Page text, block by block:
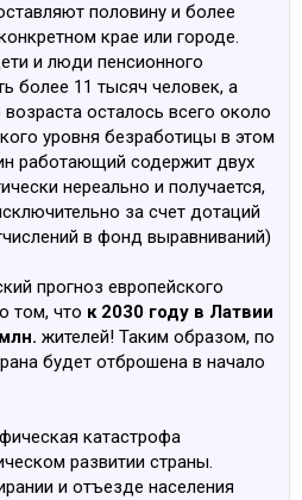
половину и более
крае или городе.
и люди пенсионного
более 11 тысяч человек, а
осталось всего около
уровня безработицы в этом
работающий содержит двух
нереально и получается,
за счет дотаций
в фонд выравниваний)
прогноз европейского
том, что к 2030 году в Латвии
жителей! Таким образом, по
будет отброшена в начало
катастрофа
развитии страны.
и отъезде населения